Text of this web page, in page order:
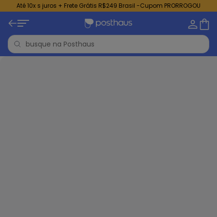
Até 10x s juros + Frete Grátis R$249 Brasil -Cupom PRORROGOU